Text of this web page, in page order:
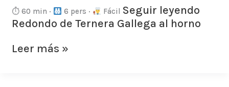
⏱ 60 min · 6 pers · Fácil Seguir leyendo
Redondo de Ternera Gallega al horno
Leer más »